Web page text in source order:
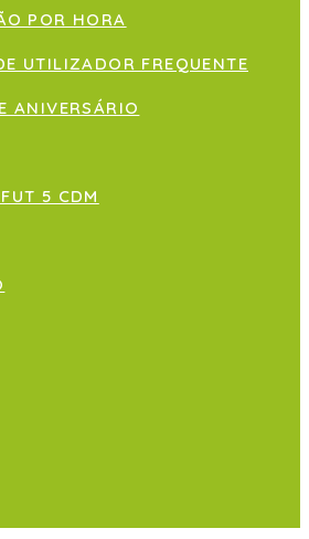
POR HORA
UTILIZADOR FREQUENTE
ANIVERSÁRIO
5 CDM